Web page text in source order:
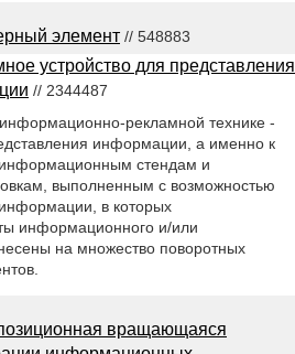
элемент // 548883
устройство для представления
// 2344487
рекламной технике -
информации, а именно к
стендам и
выполненным с возможностью
в которых
информационного и/или
на множество поворотных
вращающаяся